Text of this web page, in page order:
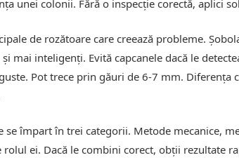
unei colonii. Fără o inspecție corectă, aplici
de rozătoare care creează probleme.
mai inteligenți. Evită capcanele dacă le
Pot trece prin găuri de 6-7 mm. Diferența
se împart în trei categorii. Metode mecanice,
rolul ei. Dacă le combini corect, obții rezultate